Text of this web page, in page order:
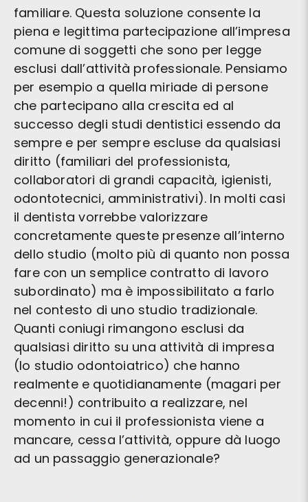
familiare. Questa soluzione consente la
piena e legittima partecipazione all’impresa
comune di soggetti che sono per legge
esclusi dall’attività professionale. Pensiamo
per esempio a quella miriade di persone
che partecipano alla crescita ed al
successo degli studi dentistici essendo da
sempre e per sempre escluse da qualsiasi
diritto (familiari del professionista,
collaboratori di grandi capacità, igienisti,
odontotecnici, amministrativi). In molti casi
il dentista vorrebbe valorizzare
concretamente queste presenze all’interno
dello studio (molto più di quanto non possa
fare con un semplice contratto di lavoro
subordinato) ma è impossibilitato a farlo
nel contesto di uno studio tradizionale.
Quanti coniugi rimangono esclusi da
qualsiasi diritto su una attività di impresa
(lo studio odontoiatrico) che hanno
realmente e quotidianamente (magari per
decenni!) contribuito a realizzare, nel
momento in cui il professionista viene a
mancare, cessa l’attività, oppure dà luogo
ad un passaggio generazionale?